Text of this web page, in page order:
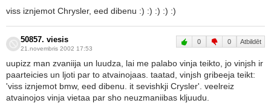
viss iznjemot Chrysler, eed dibenu :) :) :) :) :)
50857. viesis
21.novembris 2002 17:53
0 0 Atbildēt
uupizz man zvaniija un luudza, lai me palabo vinja teikto, jo vinjsh ir
paarteicies un ljoti par to atvainojaas. taatad, vinjsh gribeeja teikt:
'viss iznjemot bmw, eed dibenu. it sevishkji Crysler'. veelreiz
atvainojos vinja vietaa par sho neuzmaniibas kljuudu.